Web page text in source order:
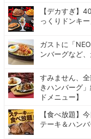
【デカすぎ】
っくりドンキ
ガストに「
ンバーグなど
すみません、
きハンバーグ
ドメニュー】
【食べ放題】
テーキ＆ハン